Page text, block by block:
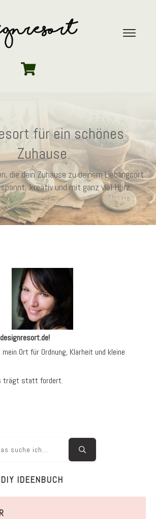
für ein schönes
Zuhause
die dein Zuhause zu deinem Lieblingsort
kreativ und mit ganz viel Herz.
Ort für Ordnung, Klarheit und kleine
trägt statt fordert.
IDEENBUCH